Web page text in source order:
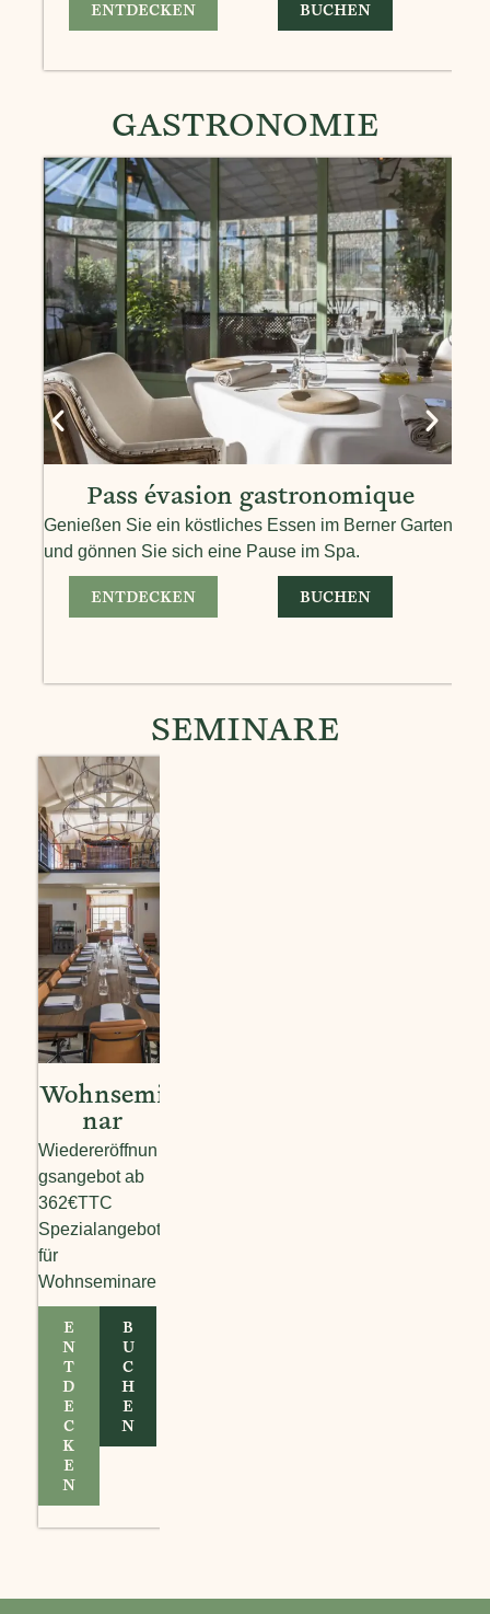
ENTDECKEN BUCHEN
GASTRONOMIE
Pass évasion gastronomique
Genießen Sie ein köstliches Essen im Berner Garten
und gönnen Sie sich eine Pause im Spa.
ENTDECKEN BUCHEN
SEMINARE
Wohnsemi
nar
Wiedereröffnun
gsangebot ab
362€TTC
Spezialangebot
für
Wohnseminare
E
N
T
D
E
C
K
E
N
B
U
C
H
E
N